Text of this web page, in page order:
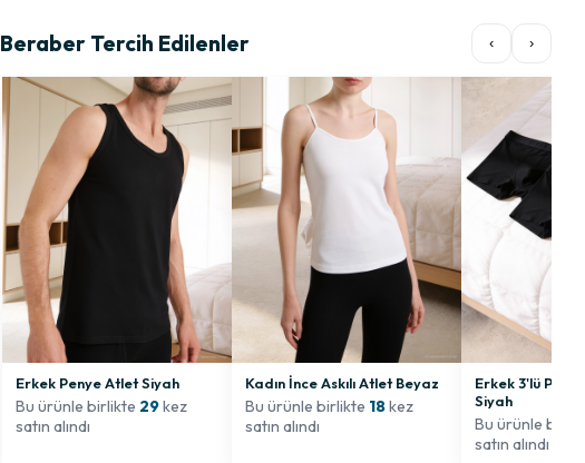
Beraber Tercih Edilenler ‹ ›
Erkek Penye Atlet Siyah
Bu ürünle birlikte 29kez
satın alındı
Kadın İnce Askılı Atlet Beyaz
Bu ürünle birlikte 18kez
satın alındı
Erkek 3'lü
Siyah
Bu ürünle
satın alındı